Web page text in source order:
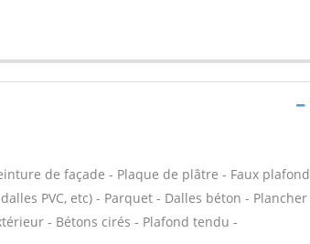
de façade - Plaque de plâtre - Faux plafond
PVC, etc) - Parquet - Dalles béton - Plancher
- Bétons cirés - Plafond tendu -